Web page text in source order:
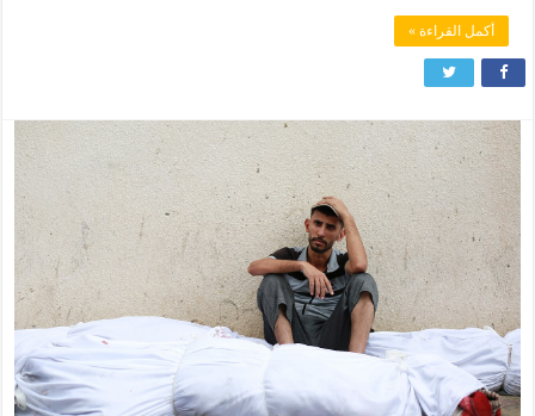
أكمل القراءة »